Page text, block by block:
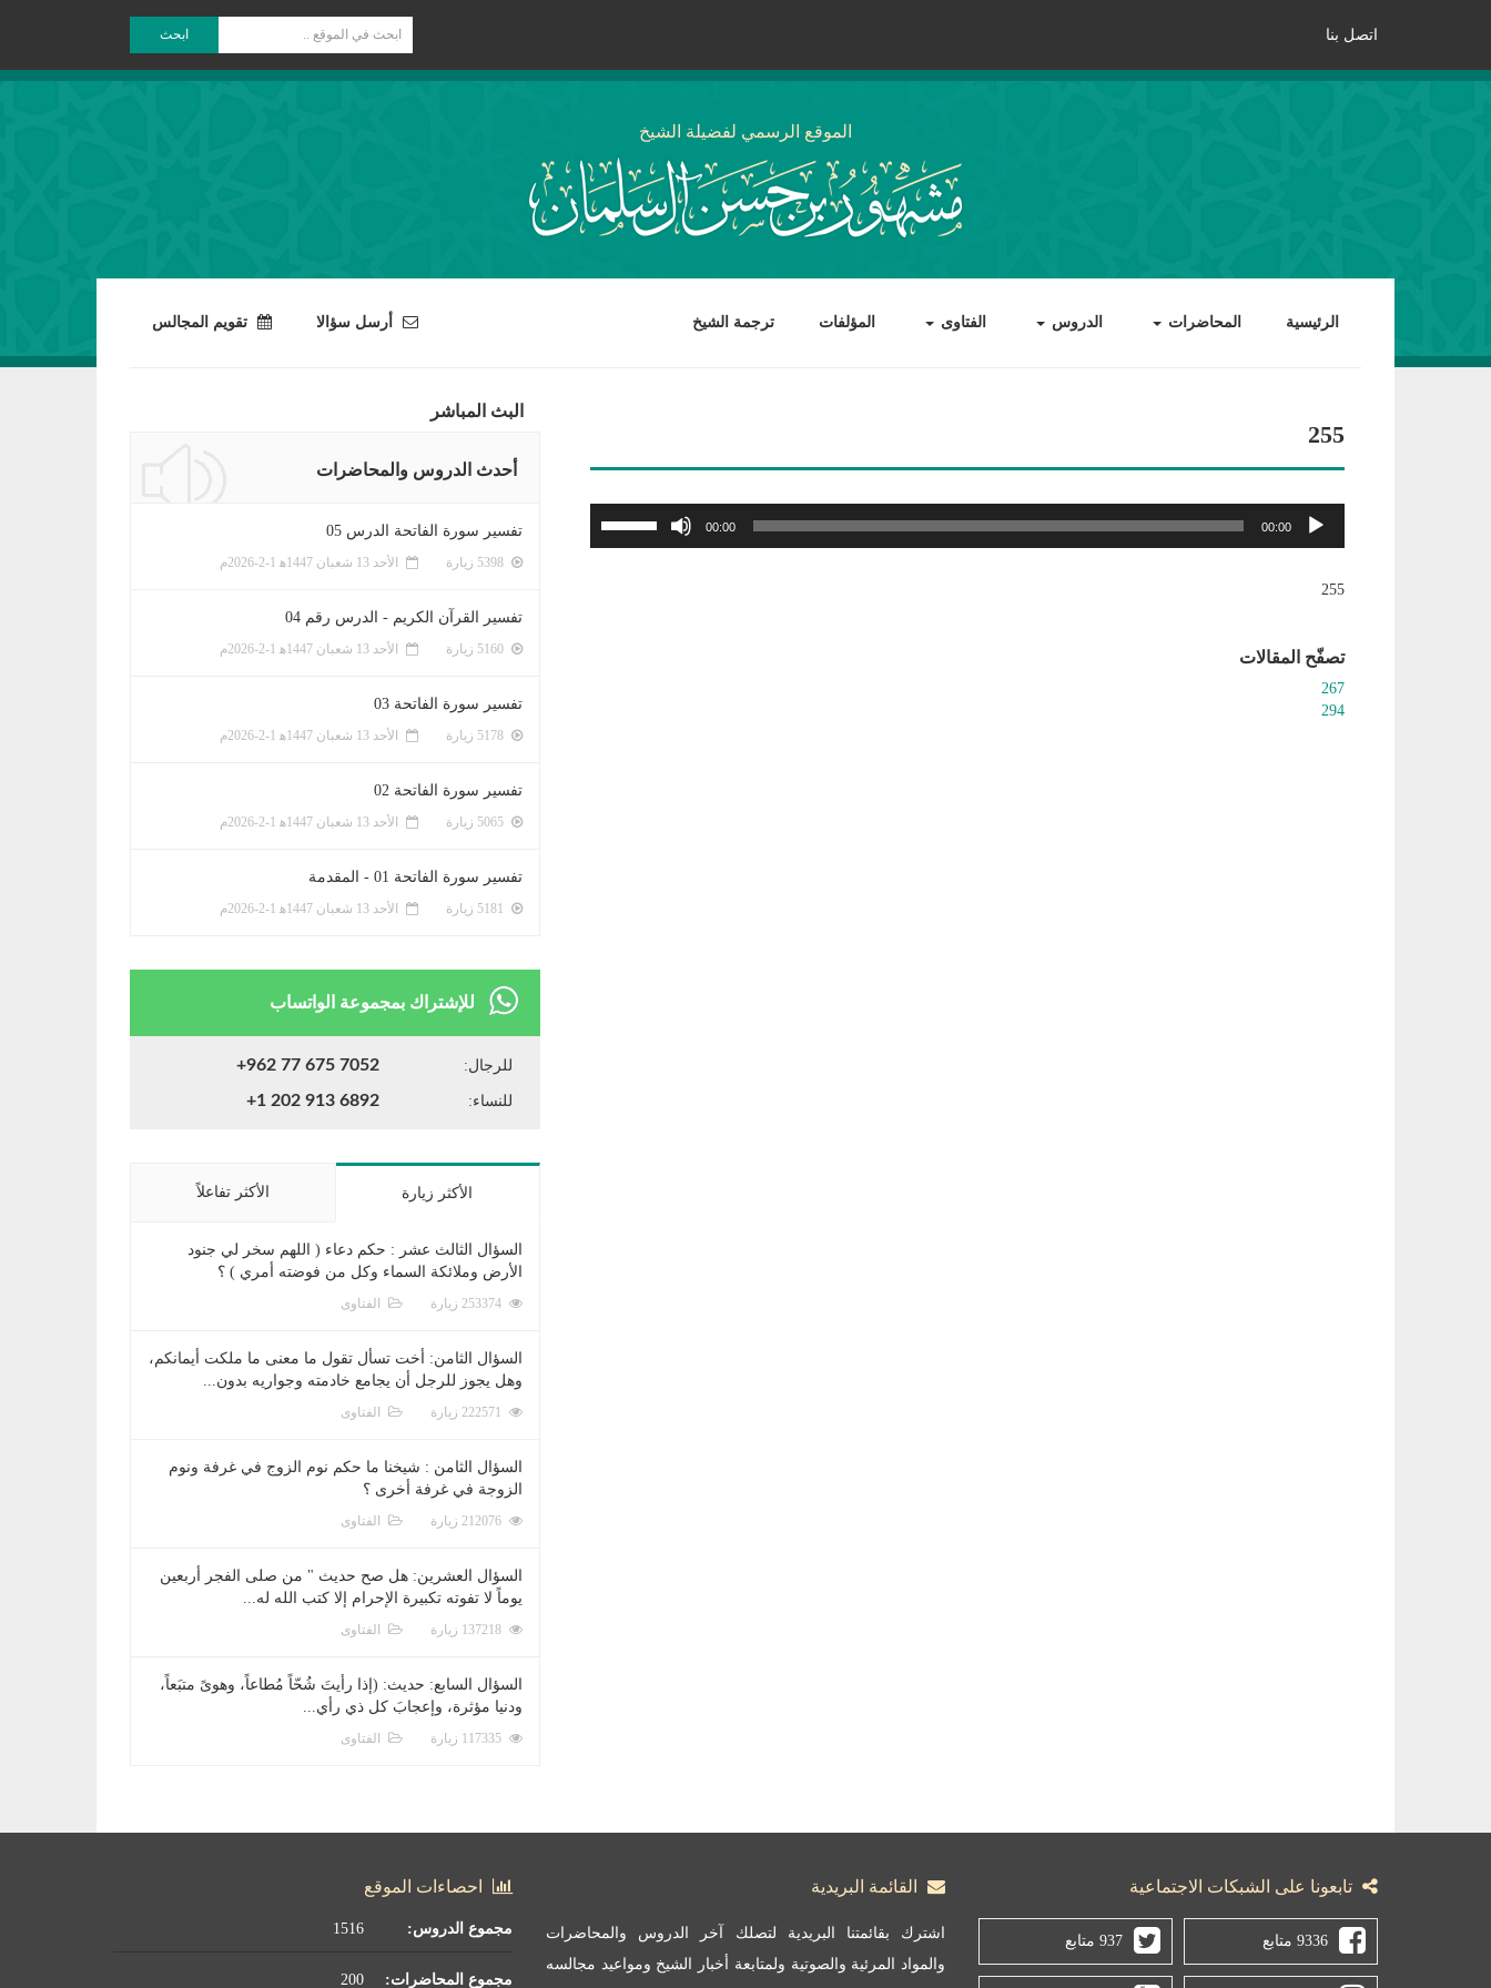
اتصل بنا ابحث
الموقع الرسمي لفضيلة الشيخ
الرئيسية المحاضرات الدروس الفتاوى المؤلفات ترجمة الشيخ أرسل سؤالا تقويم المجالس
255
مشغل
الصوت
00:00
00:00
255
تصفّح المقالات
267
294
البث المباشر
أحدث الدروس والمحاضرات
تفسير سورة الفاتحة الدرس 05
الأحد 13 شعبان 1447ﻫ 1-2-2026م
تفسير القرآن الكريم - الدرس رقم 04
الأحد 13 شعبان 1447ﻫ 1-2-2026م
تفسير سورة الفاتحة 03
الأحد 13 شعبان 1447ﻫ 1-2-2026م
تفسير سورة الفاتحة 02
الأحد 13 شعبان 1447ﻫ 1-2-2026م
تفسير سورة الفاتحة 01 - المقدمة
الأحد 13 شعبان 1447ﻫ 1-2-2026م
للإشتراك بمجموعة الواتساب
للرجال: +962 77 675 7052
للنساء: +1 202 913 6892
الأكثر زيارة الأكثر تفاعلاً
السؤال الثالث عشر : حكم دعاء ( اللهم سخر لي جنود
الأرض وملائكة السماء وكل من فوضته أمري ) ؟
الفتاوى
السؤال الثامن: أخت تسأل تقول ما معنى ما ملكت أيمانكم،
وهل يجوز للرجل أن يجامع خادمته وجواريه بدون...
الفتاوى
السؤال الثامن : شيخنا ما حكم نوم الزوج في غرفة ونوم
الزوجة في غرفة أخرى ؟
الفتاوى
السؤال العشرين: هل صح حديث " من صلى الفجر أربعين
يوماً لا تفوته تكبيرة الإحرام إلا كتب الله له...
الفتاوى
السؤال السابع: حديث: (إذا رأيتَ شُحّاً مُطاعاً، وهوىً متبَعاً،
ودنيا مؤثرة، وإعجابَ كل ذي رأي...
الفتاوى
تابعونا على الشبكات الاجتماعية
9336 متابع 937 متابع
القائمة البريدية
اشترك بقائمتنا البريدية لتصلك آخر الدروس والمحاضرات
والمواد المرئية والصوتية ولمتابعة أخبار الشيخ ومواعيد مجالسه
احصاءات الموقع
مجموع الدروس:
مجموع المحاضرات: